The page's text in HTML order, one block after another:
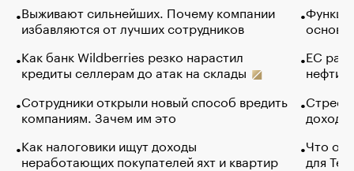
Выживают сильнейших. Почему компании
избавляются от лучших сотрудников
Как банк Wildberries резко нарастил
кредиты селлерам до атак на склады
Сотрудники открыли новый способ вредить
компаниям. Зачем им это
Как налоговики ищут доходы
неработающих покупателей яхт и квартир
основ
ЕС
нефти
Что
для